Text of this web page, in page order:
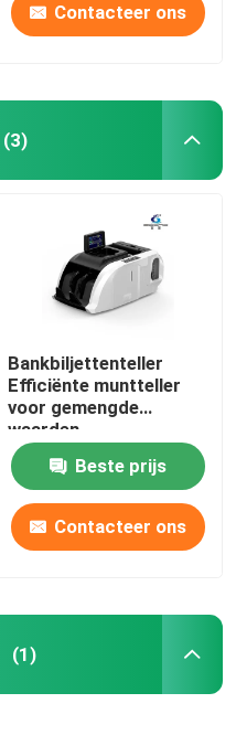
Contacteer ons
(3)
Bankbiljettenteller
Efficiënte muntteller
voor gemengde
waarden
Beste prijs
Contacteer ons
(1)